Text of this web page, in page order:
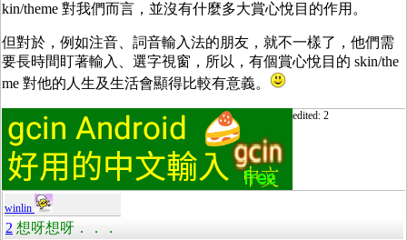
kin/theme 對我們而言，並沒有什麼多大賞心悅目的作用。
但對於，例如注音、詞音輸入法的朋友，就不一樣了，他們需
要長時間盯著輸入、選字視窗，所以，有個賞心悅目的 skin/the
me 對他的人生及生活會顯得比較有意義。
edited: 2
winlin
2 想呀想呀．．．